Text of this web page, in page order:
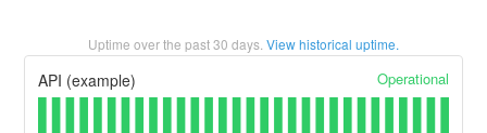
Uptime over the past30 days. View historical uptime.
API (example) Operational